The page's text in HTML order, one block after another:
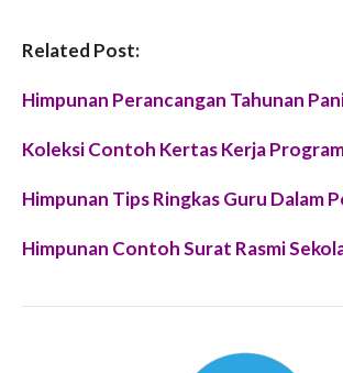
Related Post:
Himpunan Perancangan Tahunan
Koleksi Contoh Kertas Kerja
Himpunan Tips Ringkas Guru Dalam
Himpunan Contoh Surat Rasmi